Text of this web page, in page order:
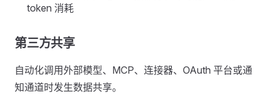
token 消耗
第三方共享
自动化调用外部模型、MCP、连接器、OAuth 平台或通
知通道时发生数据共享。